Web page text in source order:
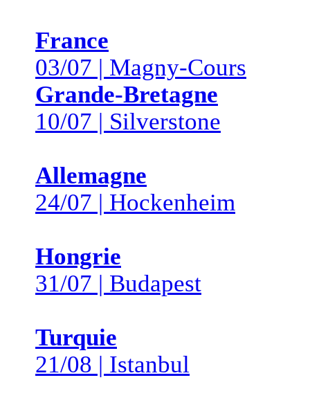
France
03/07 | Magny-Cours
Grande-Bretagne
10/07 | Silverstone
Allemagne
24/07 | Hockenheim
Hongrie
31/07 | Budapest
Turquie
21/08 | Istanbul